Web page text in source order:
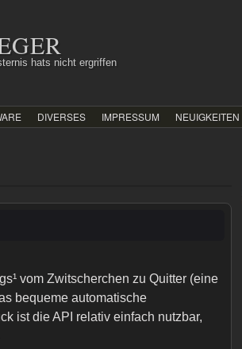
hats nicht ergriffen
DIVERSES IMPRESSUM NEUIGKEITEN
vom Zwitscherchen zu Quitter (eine
bequeme automatische
ist die API relativ einfach nutzbar,